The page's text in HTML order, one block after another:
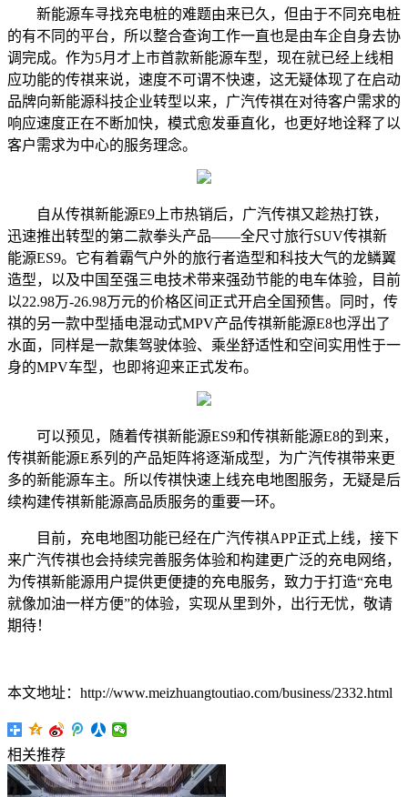
新能源车寻找充电桩的难题由来已久，但由于不同充电桩
的有不同的平台，所以整合查询工作一直也是由车企自身去协
调完成。作为5月才上市首款新能源车型，现在就已经上线相
应功能的传祺来说，速度不可谓不快速，这无疑体现了在启动
品牌向新能源科技企业转型以来，广汽传祺在对待客户需求的
响应速度正在不断加快，模式愈发垂直化，也更好地诠释了以
客户需求为中心的服务理念。
自从传祺新能源E9上市热销后，广汽传祺又趁热打铁，
迅速推出转型的第二款拳头产品——全尺寸旅行SUV传祺新
能源ES9。它有着霸气户外的旅行者造型和科技大气的龙鳞翼
造型，以及中国至强三电技术带来强劲节能的电车体验，目前
以22.98万-26.98万元的价格区间正式开启全国预售。同时，传
祺的另一款中型插电混动式MPV产品传祺新能源E8也浮出了
水面，同样是一款集驾驶体验、乘坐舒适性和空间实用性于一
身的MPV车型，也即将迎来正式发布。
可以预见，随着传祺新能源ES9和传祺新能源E8的到来，
传祺新能源E系列的产品矩阵将逐渐成型，为广汽传祺带来更
多的新能源车主。所以传祺快速上线充电地图服务，无疑是后
续构建传祺新能源高品质服务的重要一环。
目前，充电地图功能已经在广汽传祺APP正式上线，接下
来广汽传祺也会持续完善服务体验和构建更广泛的充电网络，
为传祺新能源用户提供更便捷的充电服务，致力于打造“充电
就像加油一样方便”的体验，实现从里到外，出行无忧，敬请
期待！
本文地址：http://www.meizhuangtoutiao.com/business/2332.html
相关推荐